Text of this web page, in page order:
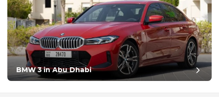
BMW 3 in Abu Dhabi